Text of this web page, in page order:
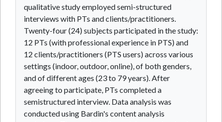
qualitative study employed semi-structured
interviews with PTs and clients/practitioners.
Twenty-four (24) subjects participated in the study:
12 PTs (with professional experience in PTS) and
12 clients/practitioners (PTS users) across various
settings (indoor, outdoor, online), of both genders,
and of different ages (23 to 79 years). After
agreeing to participate, PTs completed a
semistructured interview. Data analysis was
conducted using Bardin's content analysis